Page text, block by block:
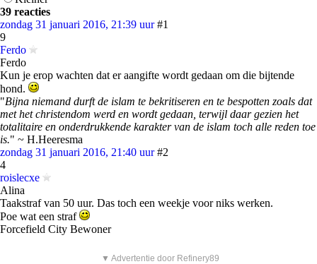
39 reacties
zondag 31 januari 2016, 21:39 uur #1
9
Ferdo
Ferdo
Kun je erop wachten dat er aangifte wordt gedaan om die bijtende
hond.
"Bijna niemand durft de islam te bekritiseren en te bespotten zoals dat
met het christendom werd en wordt gedaan, terwijl daar gezien het
totalitaire en onderdrukkende karakter van de islam toch alle reden toe
is." ~ H.Heeresma
zondag 31 januari 2016, 21:40 uur #2
4
roislecxe
Alina
Taakstraf van 50 uur. Das toch een weekje voor niks werken.
Poe wat een straf
Forcefield City Bewoner
▼ Advertentie door Refinery89